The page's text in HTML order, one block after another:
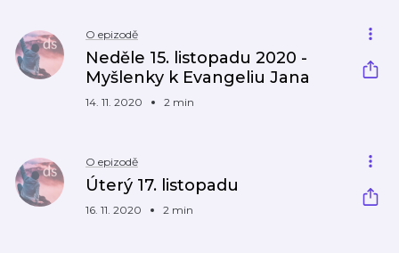
O epizodě
Neděle 15. listopadu 2020 -
Myšlenky k Evangeliu Jana
14. 11. 2020 2 min
O epizodě
Úterý 17. listopadu
16. 11. 2020 2 min